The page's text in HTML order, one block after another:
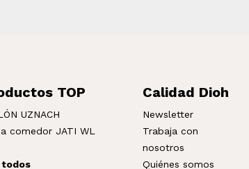
TOP
UZNACH
comedor JATI WL
todos
Calidad Dioh
Newsletter
Trabaja con
nosotros
Quiénes somos